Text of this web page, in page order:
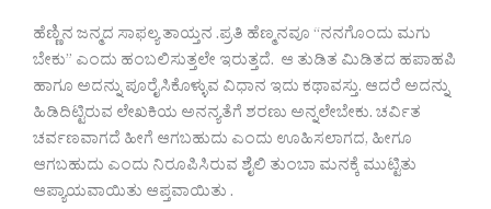
ಹೆಣ್ಣಿನ ಜನ್ಮದ ಸಾಫಲ್ಯ ತಾಯ್ತನ .ಪ್ರತಿ ಹೆಣ್ಮನವೂ “ನನಗೊಂದು ಮಗು
ಬೇಕು” ಎಂದು ಹಂಬಲಿಸುತ್ತಲೇ ಇರುತ್ತದೆ. ಆ ತುಡಿತ ಮಿಡಿತದ ಹಪಾಹಪಿ
ಹಾಗೂ ಅದನ್ನು ಪೂರೈಸಿಕೊಳ್ಳುವ ವಿಧಾನ ಇದು ಕಥಾವಸ್ತು. ಆದರೆ ಅದನ್ನು
ಹಿಡಿದಿಟ್ಟಿರುವ ಲೇಖಕಿಯ ಅನನ್ಯತೆಗೆ ಶರಣು ಅನ್ನಲೇಬೇಕು. ಚರ್ವಿತ
ಚರ್ವಣವಾಗದೆ ಹೀಗೆ ಆಗಬಹುದು ಎಂದು ಊಹಿಸಲಾಗದ, ಹೀಗೂ
ಆಗಬಹುದು ಎಂದು ನಿರೂಪಿಸಿರುವ ಶೈಲಿ ತುಂಬಾ ಮನಕ್ಕೆ ಮುಟ್ಟಿತು
ಆಪ್ಯಾಯವಾಯಿತು ಆಪ್ತವಾಯಿತು .